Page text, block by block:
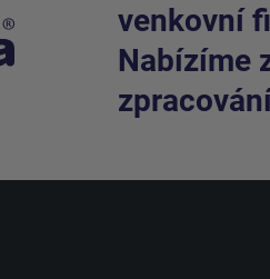
venkovní
Nabízíme